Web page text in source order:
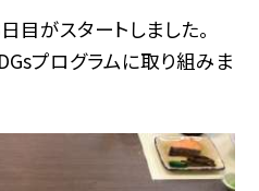
目がスタートしました。
プログラムに取り組みま